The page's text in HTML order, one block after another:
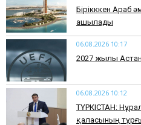
Бірікккен Араб
ашылады
06.08.2026 10:17
2027 жылы
06.08.2026 10:12
ТҮРКІСТАН:
қаласының